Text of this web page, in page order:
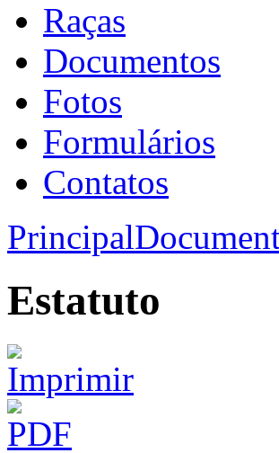
Raças
Documentos
Fotos
Formulários
Contatos
Principal
Estatuto